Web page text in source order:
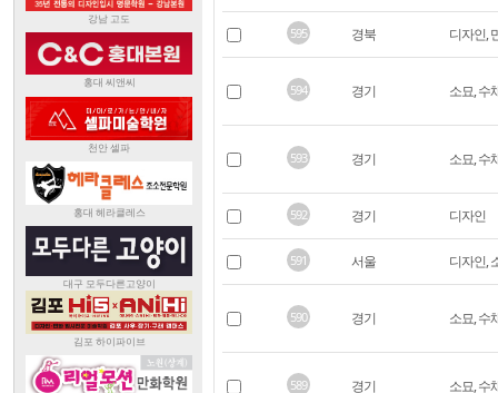
595 경북 디자인,
594 경기 소묘, 수
593 경기 소묘, 수
592 경기 디자인
591 서울 디자인,
590 경기 소묘, 수
589 경기 소묘, 수